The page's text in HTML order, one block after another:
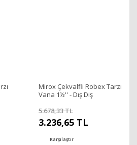
Mirox Çekvalfli Robex Tarzı
Vana 1½'' - Dış Diş
5.678,33 TL
3.236,65 TL
Karşılaştır